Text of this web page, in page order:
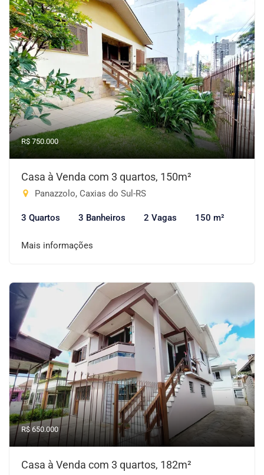
R$ 750.000
Casa à Venda com 3 quartos, 150m²
Panazzolo, Caxias do Sul-RS
3 Quartos 3 Banheiros 2 Vagas 150 m²
Mais informações
R$ 650.000
Casa à Venda com 3 quartos, 182m²